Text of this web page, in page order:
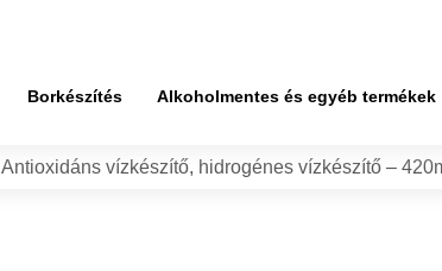
Borkészítés Alkoholmentes és egyéb termékek
Antioxidáns vízkészítő, hidrogénes vízkészítő –